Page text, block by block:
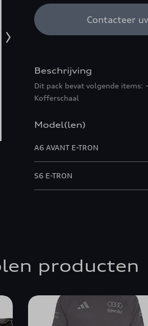
Contacteer
Beschrijving
Dit pack bevat volgende items:
Kofferschaal
Model(len)
A6 AVANT E-TRON
S6 E-TRON
producten